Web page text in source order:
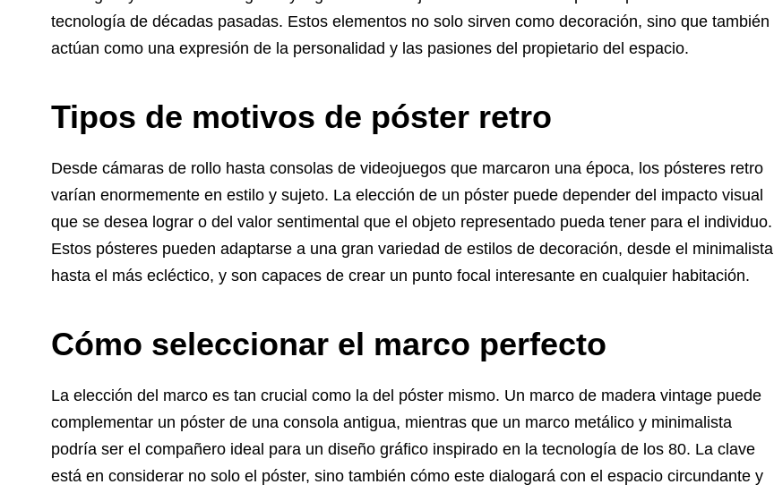
tecnología de décadas pasadas. Estos elementos no solo sirven como decoración, sino que también
actúan como una expresión de la personalidad y las pasiones del propietario del espacio.
Tipos de motivos de póster retro
Desde cámaras de rollo hasta consolas de videojuegos que marcaron una época, los pósteres retro
varían enormemente en estilo y sujeto. La elección de un póster puede depender del impacto visual
que se desea lograr o del valor sentimental que el objeto representado pueda tener para el individuo.
Estos pósteres pueden adaptarse a una gran variedad de estilos de decoración, desde el minimalista
hasta el más ecléctico, y son capaces de crear un punto focal interesante en cualquier habitación.
Cómo seleccionar el marco perfecto
La elección del marco es tan crucial como la del póster mismo. Un marco de madera vintage puede
complementar un póster de una consola antigua, mientras que un marco metálico y minimalista
podría ser el compañero ideal para un diseño gráfico inspirado en la tecnología de los 80. La clave
está en considerar no solo el póster, sino también cómo este dialogará con el espacio circundante y